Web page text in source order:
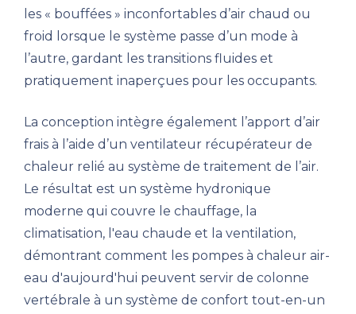
les « bouffées » inconfortables d’air chaud ou
froid lorsque le système passe d’un mode à
l’autre, gardant les transitions fluides et
pratiquement inaperçues pour les occupants.
La conception intègre également l’apport d’air
frais à l’aide d’un ventilateur récupérateur de
chaleur relié au système de traitement de l’air.
Le résultat est un système hydronique
moderne qui couvre le chauffage, la
climatisation, l'eau chaude et la ventilation,
démontrant comment les pompes à chaleur air-
eau d'aujourd'hui peuvent servir de colonne
vertébrale à un système de confort tout-en-un